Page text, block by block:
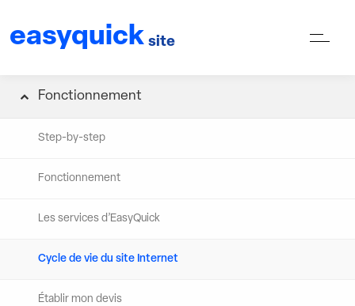
easyquick site
Fonctionnement
Step-by-step
Fonctionnement
Les services d’EasyQuick
Cycle de vie du site Internet
Établir mon devis